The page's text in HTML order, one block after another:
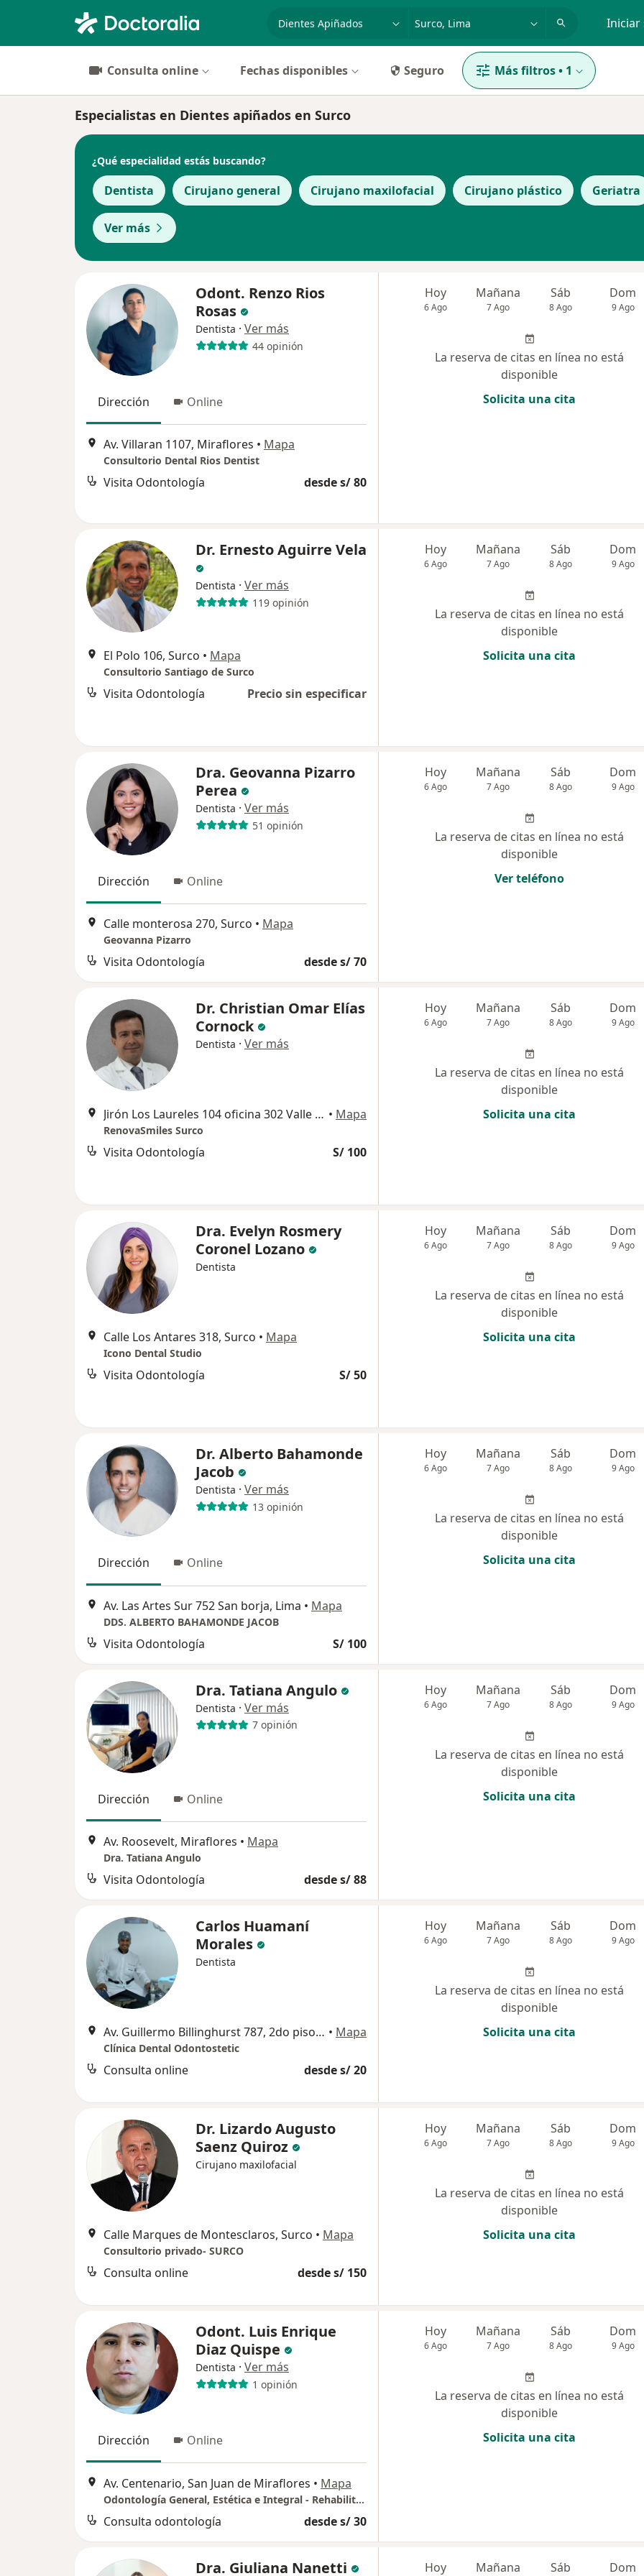
Iniciar
Consulta online Fechas disponibles Seguro Más filtros• 1
Especialistas en Dientes apiñados en Surco
¿Qué especialidad estás buscando?
Dentista Cirujano general Cirujano maxilofacial Cirujano plástico Geriatra
Ver más
Odont. Renzo Rios
Rosas
Dentista · Ver más
44 opinión
Dirección Online
Av. Villaran 1107, Miraflores • Mapa
Consultorio Dental Rios Dentist
Visita Odontología desde s/ 80
Hoy
6 Ago
Mañana
7 Ago
Sáb
8 Ago
Dom
9 Ago
La reserva de citas en línea no está
disponible
Solicita una cita
Dr. Ernesto Aguirre Vela
Dentista · Ver más
119 opinión
El Polo 106, Surco • Mapa
Consultorio Santiago de Surco
Visita Odontología Precio sin especificar
Hoy
6 Ago
Mañana
7 Ago
Sáb
8 Ago
Dom
9 Ago
La reserva de citas en línea no está
disponible
Solicita una cita
Dra. Geovanna Pizarro
Perea
Dentista · Ver más
51 opinión
Dirección Online
Calle monterosa 270, Surco • Mapa
Geovanna Pizarro
Visita Odontología desde s/ 70
Hoy
6 Ago
Mañana
7 Ago
Sáb
8 Ago
Dom
9 Ago
La reserva de citas en línea no está
disponible
Ver teléfono
Dr. Christian Omar Elías
Cornock
Dentista · Ver más
Jirón Los Laureles 104 oficina 302 Valle Hermoso, Surco • Mapa
RenovaSmiles Surco
Visita Odontología S/ 100
Hoy
6 Ago
Mañana
7 Ago
Sáb
8 Ago
Dom
9 Ago
La reserva de citas en línea no está
disponible
Solicita una cita
Dra. Evelyn Rosmery
Coronel Lozano
Dentista
Calle Los Antares 318, Surco • Mapa
Icono Dental Studio
Visita Odontología S/ 50
Hoy
6 Ago
Mañana
7 Ago
Sáb
8 Ago
Dom
9 Ago
La reserva de citas en línea no está
disponible
Solicita una cita
Dr. Alberto Bahamonde
Jacob
Dentista · Ver más
13 opinión
Dirección Online
Av. Las Artes Sur 752 San borja, Lima • Mapa
DDS. ALBERTO BAHAMONDE JACOB
Visita Odontología S/ 100
Hoy
6 Ago
Mañana
7 Ago
Sáb
8 Ago
Dom
9 Ago
La reserva de citas en línea no está
disponible
Solicita una cita
Dra. Tatiana Angulo
Dentista · Ver más
7 opinión
Dirección Online
Av. Roosevelt, Miraflores • Mapa
Dra. Tatiana Angulo
Visita Odontología desde s/ 88
Hoy
6 Ago
Mañana
7 Ago
Sáb
8 Ago
Dom
9 Ago
La reserva de citas en línea no está
disponible
Solicita una cita
Carlos Huamaní
Morales
Dentista
Av. Guillermo Billinghurst 787, 2do piso, San Juan de Miraflores • Mapa
Clínica Dental Odontostetic
Consulta online desde s/ 20
Hoy
6 Ago
Mañana
7 Ago
Sáb
8 Ago
Dom
9 Ago
La reserva de citas en línea no está
disponible
Solicita una cita
Dr. Lizardo Augusto
Saenz Quiroz
Cirujano maxilofacial
Calle Marques de Montesclaros, Surco • Mapa
Consultorio privado- SURCO
Consulta online desde s/ 150
Hoy
6 Ago
Mañana
7 Ago
Sáb
8 Ago
Dom
9 Ago
La reserva de citas en línea no está
disponible
Solicita una cita
Odont. Luis Enrique
Diaz Quispe
Dentista · Ver más
1 opinión
Dirección Online
Av. Centenario, San Juan de Miraflores • Mapa
Odontología General, Estética e Integral - Rehabilitación de Dientes Destruidos.
Consulta odontología desde s/ 30
Hoy
6 Ago
Mañana
7 Ago
Sáb
8 Ago
Dom
9 Ago
La reserva de citas en línea no está
disponible
Solicita una cita
Dra. Giuliana Nanetti Hoy Mañana Sáb Dom